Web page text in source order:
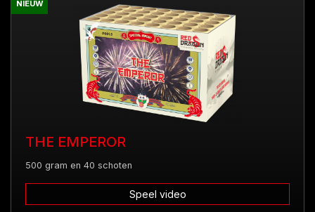
NIEUW
THE EMPEROR
500 gram en 40 schoten
Speel video